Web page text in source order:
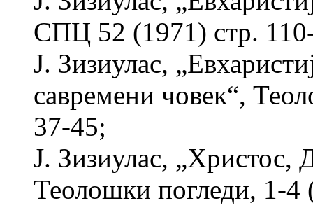
СПЦ 52 (1971) стр.
Ј. Зизиулас,
савремени човек“,
37-45;
Ј. Зизиулас, „Христос,
Теолошки погледи, 1-4